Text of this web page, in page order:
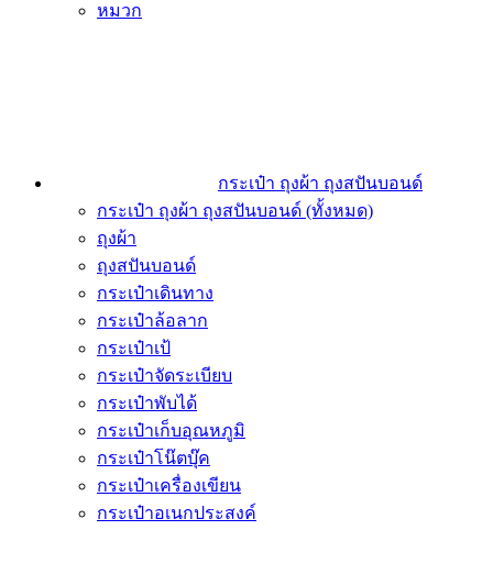
หมวก
กระเป๋า ถุงผ้า ถุงสปันบอนด์
กระเป๋า ถุงผ้า ถุงสปันบอนด์ (ทั้งหมด)
ถุงผ้า
ถุงสปันบอนด์
กระเป๋าเดินทาง
กระเป๋าล้อลาก
กระเป๋าเป้
กระเป๋าจัดระเบียบ
กระเป๋าพับได้
กระเป๋าเก็บอุณหภูมิ
กระเป๋าโน๊ตบุ๊ค
กระเป๋าเครื่องเขียน
กระเป๋าอเนกประสงค์